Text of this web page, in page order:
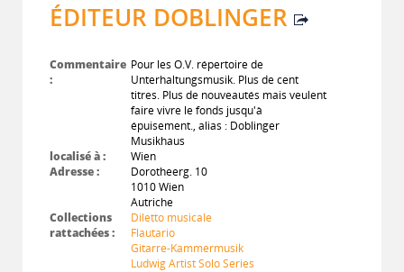
ÉDITEUR DOBLINGER
Commentaire
:
Pour les O.V. répertoire de
Unterhaltungsmusik. Plus de cent
titres. Plus de nouveautés mais veulent
faire vivre le fonds jusqu'à
épuisement., alias : Doblinger
Musikhaus
localisé à :
Wien
Adresse :
Dorotheerg. 10
1010 Wien
Autriche
Collections
rattachées :
Diletto musicale
Flautario
Gitarre-Kammermusik
Ludwig Artist Solo Series